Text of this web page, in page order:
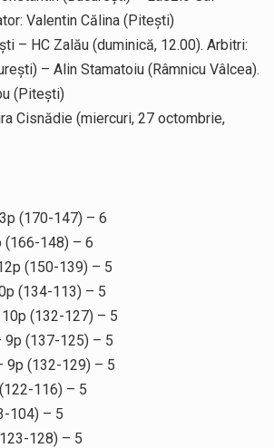
Valentin Călina (Pitești)
– HC Zalău (duminică, 12.00). Arbitri:
– Alin Stamatoiu (Râmnicu Vâlcea).
(Pitești)
Cisnădie (miercuri, 27 octombrie,
(170-147) – 6
(166-148) – 6
(150-139) – 5
(134-113) – 5
(132-127) – 5
9p (137-125) – 5
9p (132-129) – 5
116) – 5
104) – 5
128) – 5